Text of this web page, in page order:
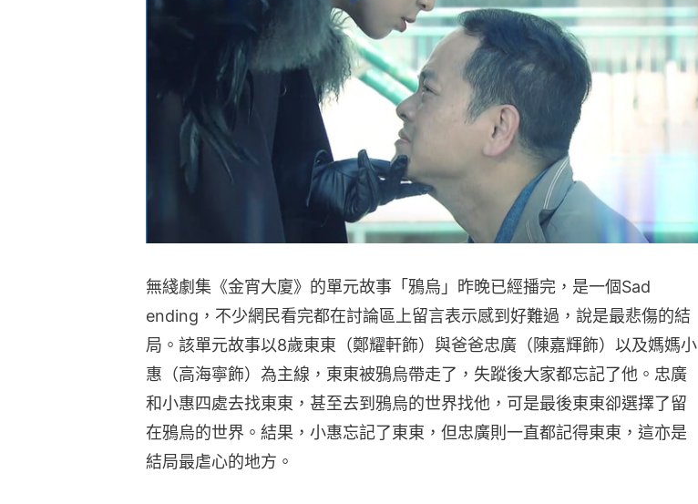
無綫劇集《金宵大廈》的單元故事「鴉烏」昨晚已經播完，是一個Sad
ending，不少網民看完都在討論區上留言表示感到好難過，說是最悲傷的結
局。該單元故事以8歲東東（鄭耀軒飾）與爸爸忠廣（陳嘉輝飾）以及媽媽小
惠（高海寧飾）為主線，東東被鴉烏帶走了，失蹤後大家都忘記了他。忠廣
和小惠四處去找東東，甚至去到鴉烏的世界找他，可是最後東東卻選擇了留
在鴉烏的世界。結果，小惠忘記了東東，但忠廣則一直都記得東東，這亦是
結局最虐心的地方。